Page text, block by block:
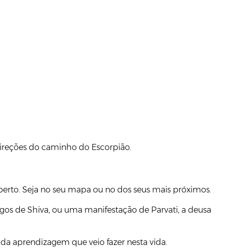
do caminho do Escorpião.
Seja no seu mapa ou no dos seus mais próximos.
de Shiva, ou uma manifestação de Parvati, a deusa
aprendizagem que veio fazer nesta vida.